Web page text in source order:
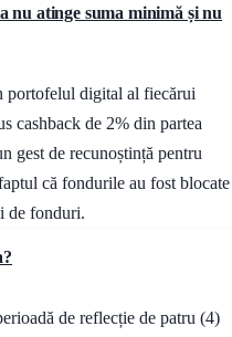
nu atinge suma minimă și nu
digital al fiecărui
cashback de 2% din partea
gest de recunoștință pentru
că fondurile au fost blocate
de fonduri.
de reflecție de patru (4)